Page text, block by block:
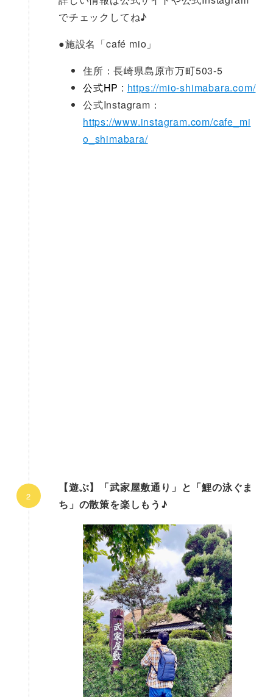
でチェックしてね♪
●施設名「café mio」
住所：長崎県島原市万町503-5
公式HP : https://mio-shimabara.com/
公式Instagram：
https://www.instagram.com/cafe_mi
o_shimabara/
【遊ぶ】「武家屋敷通り」と「鯉の泳ぐま
ち」の散策を楽しもう♪